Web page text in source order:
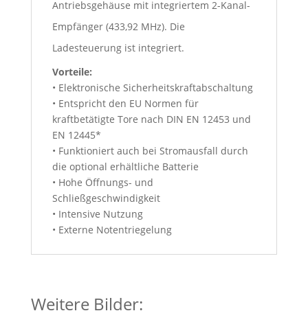
Antriebsgehäuse mit integriertem 2-Kanal-
Empfänger (433,92 MHz). Die
Ladesteuerung ist integriert.
Vorteile:
• Elektronische Sicherheitskraftabschaltung
• Entspricht den EU Normen für
kraftbetätigte Tore nach DIN EN 12453 und
EN 12445*
• Funktioniert auch bei Stromausfall durch
die optional erhältliche Batterie
• Hohe Öffnungs- und
Schließgeschwindigkeit
• Intensive Nutzung
• Externe Notentriegelung
Weitere Bilder: